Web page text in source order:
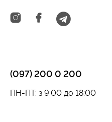
(097) 200 0 200
ПН-ПТ: з 9:00 до 18:00